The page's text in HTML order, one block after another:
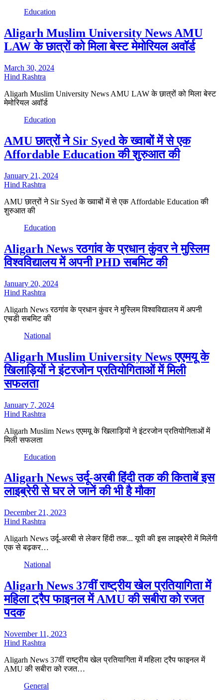
Education
Aligarh Muslim University News AMU
LAW के छात्रों को मिला बेस्ट मेमोरियल अवॉर्ड
March 30, 2024
Hind Rashtra
Aligarh Muslim University News AMU LAW के छात्रों को मिला बेस्ट
मेमोरियल अवॉर्ड
Education
AMU छात्रों ने Sir Syed के ख्वाबों में से एक
Affordable Education की शुरुआत की
January 21, 2024
Hind Rashtra
AMU छात्रों ने Sir Syed के ख्वाबों में से एक Affordable Education की
शुरुआत की
Education
Aligarh News रठगांव के प्रधान कुंवर ने मुस्लिम
विश्वविद्यालय में अपनी PHD सबमिट की
January 20, 2024
Hind Rashtra
Aligarh News रठगांव के प्रधान कुंवर ने मुस्लिम विश्वविद्यालय में अपनी
एचडी सबमिट की
National
Aligarh Muslim University News एएमयू के
खिलाड़ियों ने इंटरजोन प्रतियोगिताओं में मिली
सफलता
January 7, 2024
Hind Rashtra
Aligarh Muslim News एएमयू के खिलाड़ियों ने इंटरजोन प्रतियोगिताओं में
मिली सफलता
Education
Aligarh News उर्दू-अरबी हिंदी तक की किताबें इस
लाइब्रेरी से घर ले जानें की भी है मौका
December 21, 2023
Hind Rashtra
Aligarh News उर्दू-अरबी से लेकर हिंदी तक... यूपी की इस लाइब्रेरी में मिलेंगी
एक से बढ़कर…
National
Aligarh News 37वीं राष्ट्रीय खेल प्रतियागिता में
महिला ट्रैप फाइनल में AMU की सबीरा को रजत
पदक
November 11, 2023
Hind Rashtra
Aligarh News 37वीं राष्ट्रीय खेल प्रतियागिता में महिला ट्रैप फाइनल में
AMU की सबीरा को रजत…
General